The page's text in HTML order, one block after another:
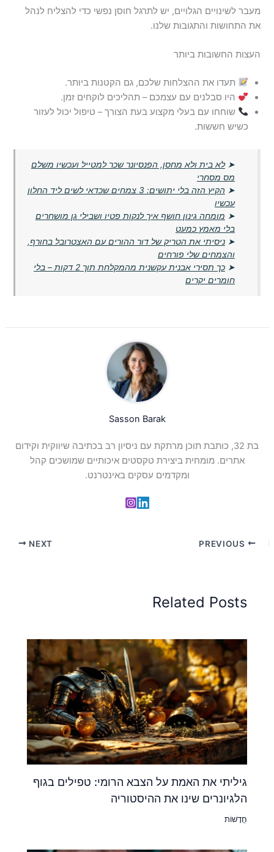
מעבר לשינויים הגלויים, יש לתרגל חוסן נפשי כדי להצליח לנהל
את התחושות והתגובות שלנו.
העצות החשובות ביותר
תעדו את ההצלחות שלכם, גם הקטנות ביותר.
היו סבלנים עם עצמכם – תהליכים לוקחים זמן.
שוחחו עם בעלי מקצוע בעת הצורך – טיפול יכול לעזור
כשיש חששות.
➤לא בית ולא מחסן, הפנסיונר שכר למטייל ועכשיו משלם
מס מסחרי
➤
הקיץ הזה בלי יתושים: 3 צמחים שכדאי לשים ליד החלון
עכשיו
➤ מומחה גינון חושף איך לנקות פטיו ושבילי גן מושחרים
בלי מאמץ כמעט
➤ניסיתי את הטריק של דור ההורים עם האצטרובל בחורף,
והצמחים שלי פורחים
➤
כך תסירי אבנית עקשנית מהמקלחת תוך 2 דקות – בלי
חומרים יקרים
Sasson Barak
בת 32, כותבת תוכן מרתקת עם ניסיון רב בכתיבה שיווקית וקידום
אתרים. מומחית ביצירת טקסטים איכותיים שמושכים קהל
ומקדמים עסקים באינטרנט.
NEXT
Related Posts
גיליתי את האמת על הצבא הרומי: טפילים בגוף
הלגיונרים שינו את ההיסטוריה
חֲדָשׁוֹת